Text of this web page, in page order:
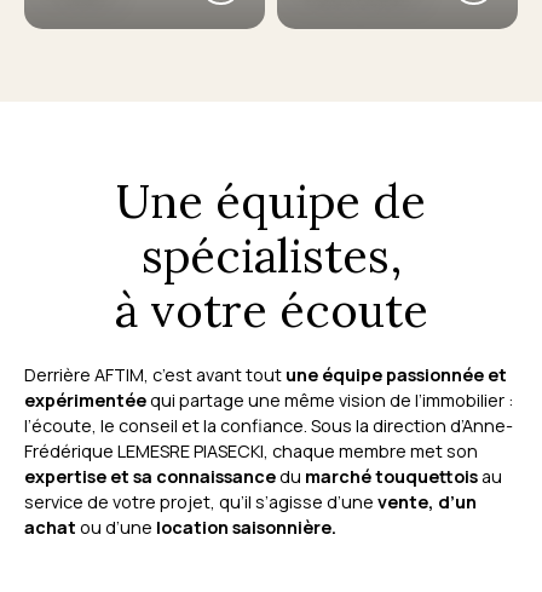
Une équipe de
spécialistes,
à votre écoute
Derrière AFTIM, c’est avant tout une équipe passionnée et
expérimentéequi partage une même vision de l’immobilier :
l’écoute, le conseil et la confiance. Sous la direction d’Anne-
Frédérique LEMESRE PIASECKI, chaque membre met son
expertise et sa connaissancedu marché touquettois au
service de votre projet, qu’il s’agisse d’une vente, d’un
achat ou d’une location saisonnière.